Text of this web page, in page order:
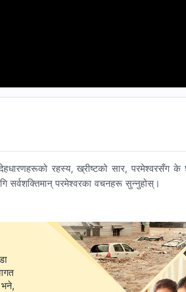
रहस्य, ख्रीष्टको सार, परमेश्‍वरसँग
सर्वशक्तिमान्‌ परमेश्‍वरका वचनहरू सुन्‍नुहोस्।
भने,